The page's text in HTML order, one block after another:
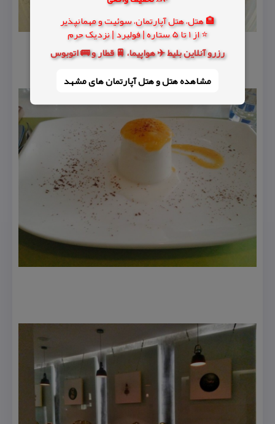
🏨 هتل، هتل آپارتمان، سوئیت و مهمانپذیر
⭐ از 1 تا 5 ستاره | فولبرد | نزدیک حرم
رزرو آنلاین بلیط ✈️ هواپیما، 🚆 قطار و 🚌 اتوبوس
مشاهده هتل و هتل‌ آپارتمان های مشهد